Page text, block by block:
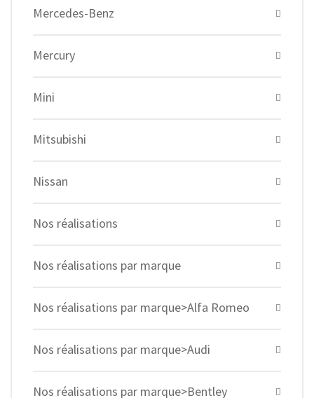
Mercedes-Benz
Mercury
Mini
Mitsubishi
Nissan
Nos réalisations
Nos réalisations par marque
Nos réalisations par marque>Alfa Romeo
Nos réalisations par marque>Audi
Nos réalisations par marque>Bentley